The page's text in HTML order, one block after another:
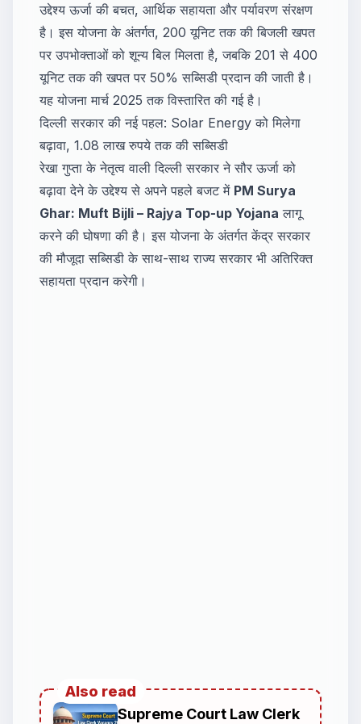
उद्देश्य ऊर्जा की बचत, आर्थिक सहायता और पर्यावरण संरक्षण
है। इस योजना के अंतर्गत, 200 यूनिट तक की बिजली खपत
पर उपभोक्ताओं को शून्य बिल मिलता है, जबकि 201 से 400
यूनिट तक की खपत पर 50% सब्सिडी प्रदान की जाती है।
यह योजना मार्च 2025 तक विस्तारित की गई है।
दिल्ली सरकार की नई पहल: Solar Energy को मिलेगा
बढ़ावा, 1.08 लाख रुपये तक की सब्सिडी
रेखा गुप्ता के नेतृत्व वाली दिल्ली सरकार ने सौर ऊर्जा को
बढ़ावा देने के उद्देश्य से अपने पहले बजट में PM Surya
Ghar: Muft Bijli – Rajya Top-up Yojana लागू
करने की घोषणा की है। इस योजना के अंतर्गत केंद्र सरकार
की मौजूदा सब्सिडी के साथ-साथ राज्य सरकार भी अतिरिक्त
सहायता प्रदान करेगी।
Also read
Supreme Court Law Clerk